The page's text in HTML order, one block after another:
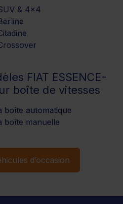
& 4x4
FIAT ESSENCE-
boîte de vitesses
boîte automatique
boîte manuelle
d’occasion